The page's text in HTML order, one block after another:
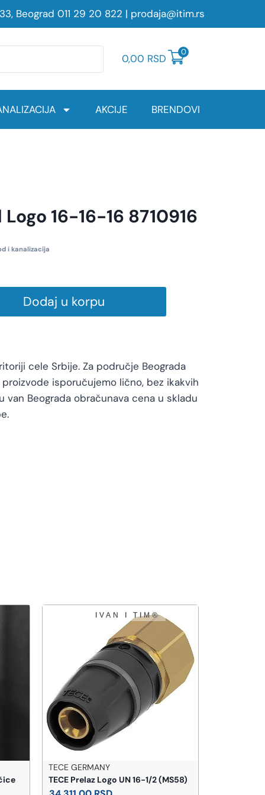
Beograd 011 29 20 822 | prodaja@itim.rs
0,00 RSD
0
AKCIJE BRENDOVI
16-16-16 8710916
i kanalizacija
Dodaj u korpu
cele Srbije. Za područje Beograda
isporučujemo lično, bez ikakvih
van Beograda obračunava cena u skladu
TECE GERMANY
TECE Prelaz Logo UN 16-1/2 (MS58)